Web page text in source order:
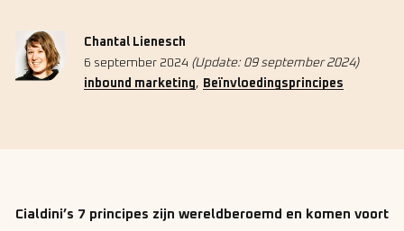
Chantal Lienesch
6 september 2024 (Update: 09 september 2024)
inbound marketing, Beïnvloedingsprincipes
Cialdini’s 7 principes zijn wereldberoemd en komen voort